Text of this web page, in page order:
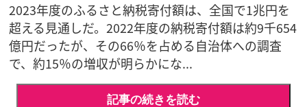
2023年度のふるさと納税寄付額は、全国で1兆円を
超える見通しだ。2022年度の納税寄付額は約9千654
億円だったが、その66％を占める自治体への調査
で、約15％の増収が明らかにな...
記事の続きを読む